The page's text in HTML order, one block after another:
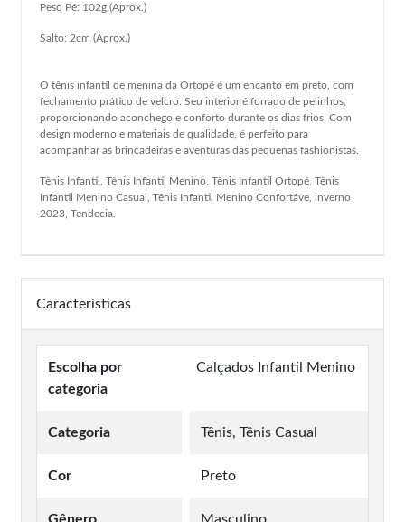
Peso Pé: 102g (Aprox.)
Salto: 2cm (Aprox.)
O tênis infantil de menina da Ortopé é um encanto em preto, com
fechamento prático de velcro. Seu interior é forrado de pelinhos,
proporcionando aconchego e conforto durante os dias frios. Com
design moderno e materiais de qualidade, é perfeito para
acompanhar as brincadeiras e aventuras das pequenas fashionistas.
Tênis Infantil, Tênis Infantil Menino, Tênis Infantil Ortopé, Tênis
Infantil Menino Casual, Tênis Infantil Menino Confortáve, inverno
2023, Tendecia.
Características
Escolha por
categoria
Calçados Infantil Menino
Categoria Tênis, Tênis Casual
Cor Preto